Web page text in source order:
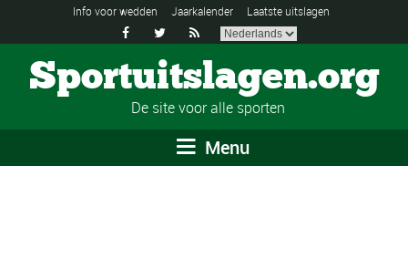
Info voor wedden Jaarkalender Laatste uitslagen
  
Sportuitslagen.org
De site voor alle sporten
Menu